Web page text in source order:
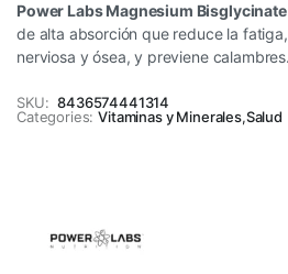
Power Labs Magnesium Bisglycinate
de alta absorción que reduce la
nerviosa y ósea, y previene calambres.
SKU: 8436574441314
Categories: Vitaminas y Minerales,Salud